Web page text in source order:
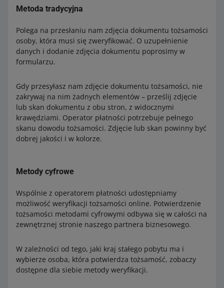
Metoda tradycyjna
Polega na przesłaniu nam zdjęcia dokumentu tożsamości
osoby, która musi się zweryfikować. O uzupełnienie
danych i dodanie zdjęcia dokumentu poprosimy w
formularzu.
Gdy przesyłasz nam zdjęcie dokumentu tożsamości, nie
zakrywaj na nim żadnych elementów – prześlij zdjęcie
lub skan dokumentu z obu stron, z widocznymi
krawędziami. Operator płatności potrzebuje pełnego
skanu dowodu tożsamości. Zdjęcie lub skan powinny być
dobrej jakości i w kolorze.
Metody cyfrowe
Wspólnie z operatorem płatności udostępniamy
możliwość weryfikacji tożsamości online. Potwierdzenie
tożsamości metodami cyfrowymi odbywa się w całości na
zewnętrznej stronie naszego partnera biznesowego.
W zależności od tego, jaki kraj stałego pobytu ma i
wybierze osoba, która potwierdza tożsamość, zobaczy
dostępne dla siebie metody weryfikacji.